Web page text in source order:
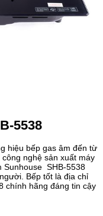
5538
hiệu bếp gas âm đến từ
nghệ sản xuất máy
Sunhouse SHB-5538
Bếp tốt là địa chỉ
chính hãng đáng tin cậy